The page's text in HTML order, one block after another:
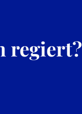
regiert?